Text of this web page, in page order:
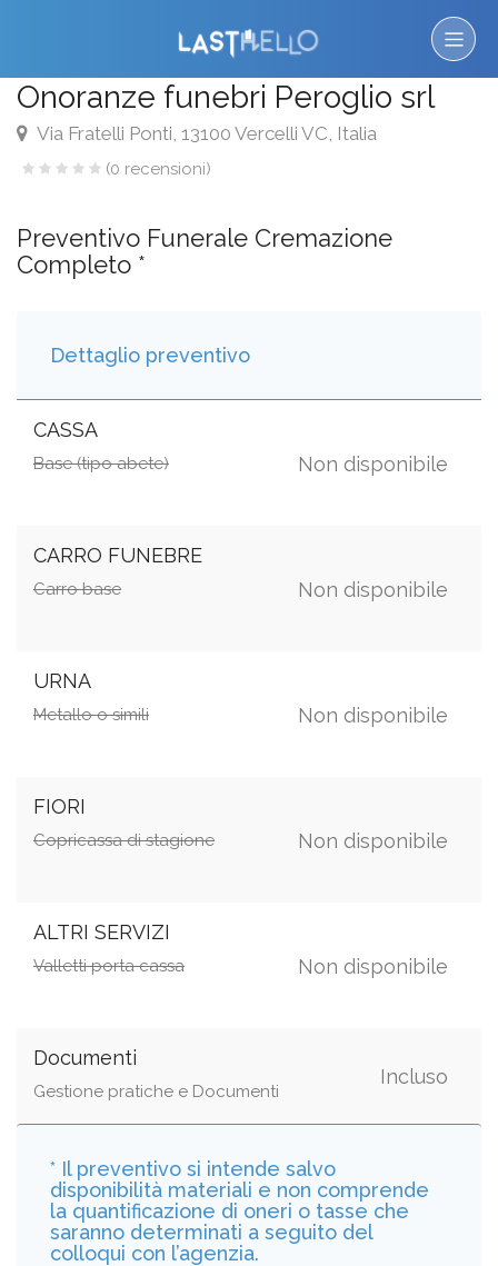
Onoranze funebri Peroglio srl
Via Fratelli Ponti, 13100 Vercelli VC, Italia
(0 recensioni)
Preventivo Funerale Cremazione
Completo *
Dettaglio preventivo
CASSA
Base (tipo abete) Non disponibile
CARRO FUNEBRE
Carro base Non disponibile
URNA
Metallo o simili Non disponibile
FIORI
Copricassa di stagione Non disponibile
ALTRI SERVIZI
Valletti porta cassa Non disponibile
Documenti
Gestione pratiche e Documenti
Incluso
* Il preventivo si intende salvo
disponibilità materiali e non comprende
la quantificazione di oneri o tasse che
saranno determinati a seguito del
colloqui con l’agenzia.